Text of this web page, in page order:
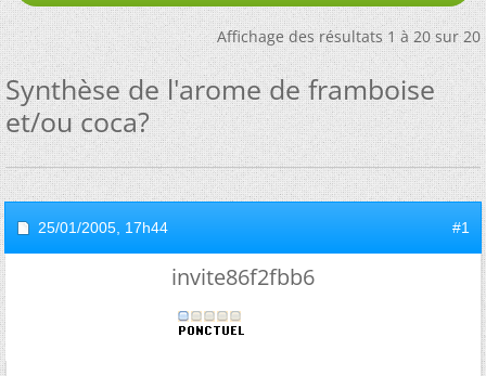
Affichage des résultats 1 à 20 sur 20
Synthèse de l'arome de framboise
et/ou coca?
25/01/2005, 17h44 #1
invite86f2fbb6